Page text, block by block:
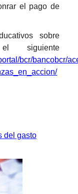
el pago de
sobre
siguiente
bcr/bancobcr/
del gasto